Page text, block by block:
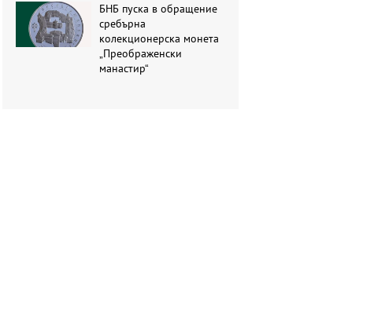
БНБ пуска в обращение
сребърна
колекционерска монета
„Преображенски
манастир“